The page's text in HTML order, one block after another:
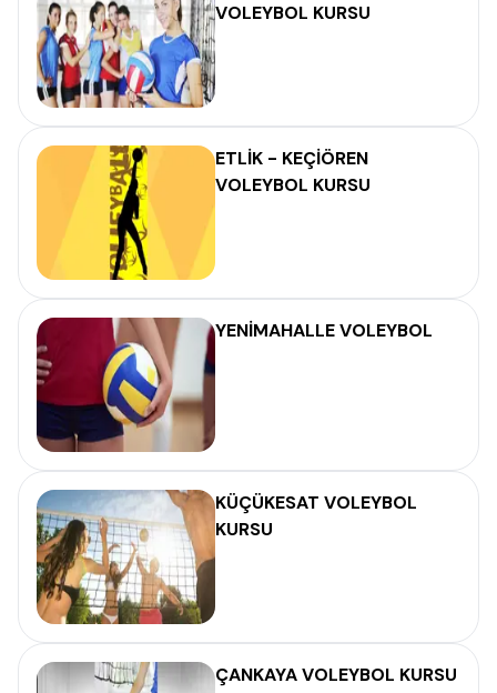
VOLEYBOL KURSU
ETLİK - KEÇİÖREN
VOLEYBOL KURSU
YENİMAHALLE VOLEYBOL
KÜÇÜKESAT VOLEYBOL
KURSU
ÇANKAYA VOLEYBOL KURSU